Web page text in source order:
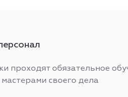
проходят обязательное
своего дела